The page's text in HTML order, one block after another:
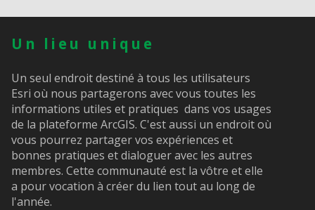
Un lieu unique
Un seul endroit destiné à tous les utilisateurs
Esri où nous partagerons avec vous toutes les
informations utiles et pratiques dans vos usages
de la plateforme ArcGIS. C'est aussi un endroit où
vous pourrez partager vos expériences et
bonnes pratiques et dialoguer avec les autres
membres. Cette communauté est la vôtre et elle
a pour vocation à créer du lien tout au long de
l'année.